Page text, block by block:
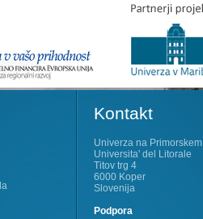
Kontakt
Univerza na Primorskem
Universita' del Litorale
Titov trg 4
6000 Koper
Slovenija
Podpora